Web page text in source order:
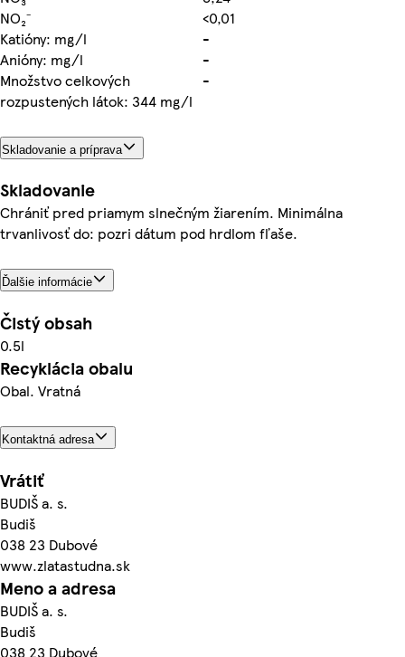
NO₂⁻
<0,01
Katióny: mg/l
-
Anióny: mg/l
-
Množstvo celkových
rozpustených látok: 344 mg/l
-
Skladovanie a príprava
Skladovanie
Chrániť pred priamym slnečným žiarením. Minimálna
trvanlivosť do: pozri dátum pod hrdlom fľaše.
Ďalšie informácie
Čistý obsah
0.5l
Recyklácia obalu
Obal. Vratná
Kontaktná adresa
Vrátiť
BUDIŠ a. s.
Budiš
038 23 Dubové
www.zlatastudna.sk
Meno a adresa
BUDIŠ a. s.
Budiš
038 23 Dubové